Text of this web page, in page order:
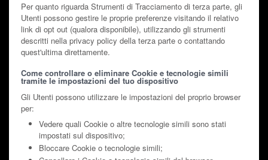
Per quanto riguarda Strumenti di Tracciamento di terza parte, gli
Utenti possono gestire le proprie preferenze visitando il relativo
link di opt out (qualora disponibile), utilizzando gli strumenti
descritti nella privacy policy della terza parte o contattando
quest'ultima direttamente.
Come controllare o eliminare Cookie e tecnologie simili
tramite le impostazioni del tuo dispositivo
Gli Utenti possono utilizzare le impostazioni del proprio browser
per:
Vedere quali Cookie o altre tecnologie simili sono stati
impostati sul dispositivo;
Bloccare Cookie o tecnologie simili;